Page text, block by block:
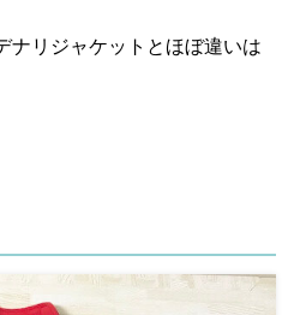
ナリジャケットとほぼ違いは